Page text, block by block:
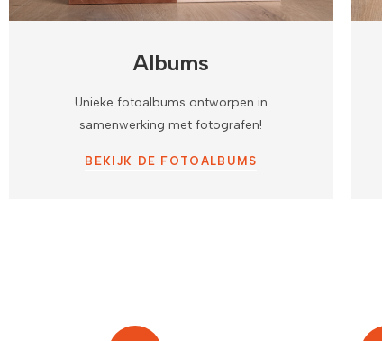
Albums
Unieke fotoalbums ontworpen in
samenwerking met fotografen!
BEKIJK DE FOTOALBUMS